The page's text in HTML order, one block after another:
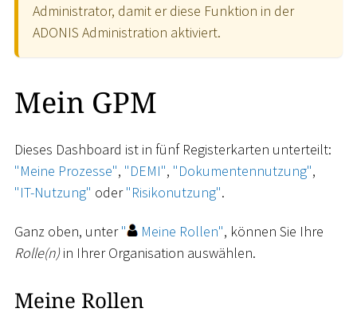
Administrator, damit er diese Funktion in der
ADONIS Administration aktiviert.
Mein GPM
Dieses Dashboard ist in fünf Registerkarten unterteilt:
"Meine Prozesse", "DEMI", "Dokumentennutzung",
"IT-Nutzung" oder"Risikonutzung".
Ganz oben, unter" Meine Rollen", können Sie Ihre
Rolle(n)in Ihrer Organisation auswählen.
Meine Rollen